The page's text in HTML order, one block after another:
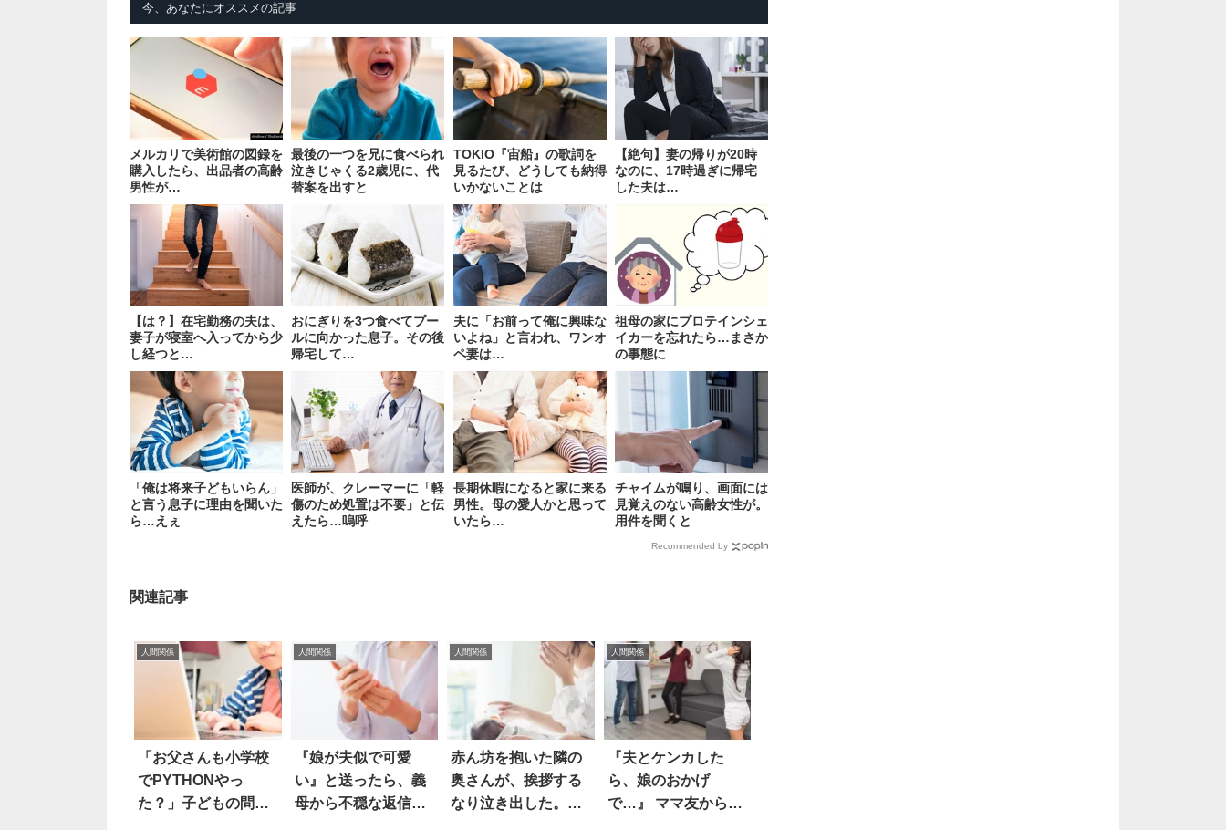
今、あなたにオススメの記事
メルカリで美術館の図録を
購入したら、出品者の高齢
男性が…
最後の一つを兄に食べられ
泣きじゃくる2歳児に、代
替案を出すと
TOKIO『宙船』の歌詞を
見るたび、どうしても納得
いかないことは
【絶句】妻の帰りが20時
なのに、17時過ぎに帰宅
した夫は…
【は？】在宅勤務の夫は、
妻子が寝室へ入ってから少
し経つと…
おにぎりを3つ食べてプー
ルに向かった息子。その後
帰宅して…
夫に「お前って俺に興味な
いよね」と言われ、ワンオ
ペ妻は…
祖母の家にプロテインシェ
イカーを忘れたら…まさか
の事態に
「俺は将来子どもいらん」
と言う息子に理由を聞いた
ら…えぇ
医師が、クレーマーに「軽
傷のため処置は不要」と伝
えたら…嗚呼
長期休暇になると家に来る
男性。母の愛人かと思って
いたら…
チャイムが鳴り、画面には
見覚えのない高齢女性が。
用件を聞くと
Recommended by
関連記事
人間関係
「お父さんも小学校
でPYTHONやっ
た？」子どもの問い
人間関係
『娘が夫似で可愛
い』と送ったら、義
母から不穏な返信。
人間関係
赤ん坊を抱いた隣の
奥さんが、挨拶する
なり泣き出した。驚
人間関係
『夫とケンカした
ら、娘のおかげ
で…』 ママ友から聞